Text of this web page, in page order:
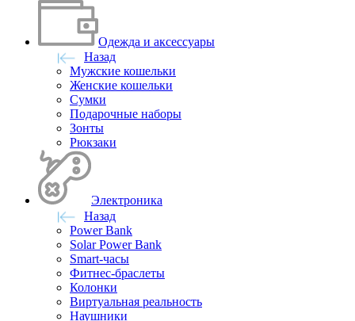
Одежда и аксессуары
Назад
Мужские кошельки
Женские кошельки
Сумки
Подарочные наборы
Зонты
Рюкзаки
Электроника
Назад
Power Bank
Solar Power Bank
Smart-часы
Фитнес-браслеты
Колонки
Виртуальная реальность
Наушники